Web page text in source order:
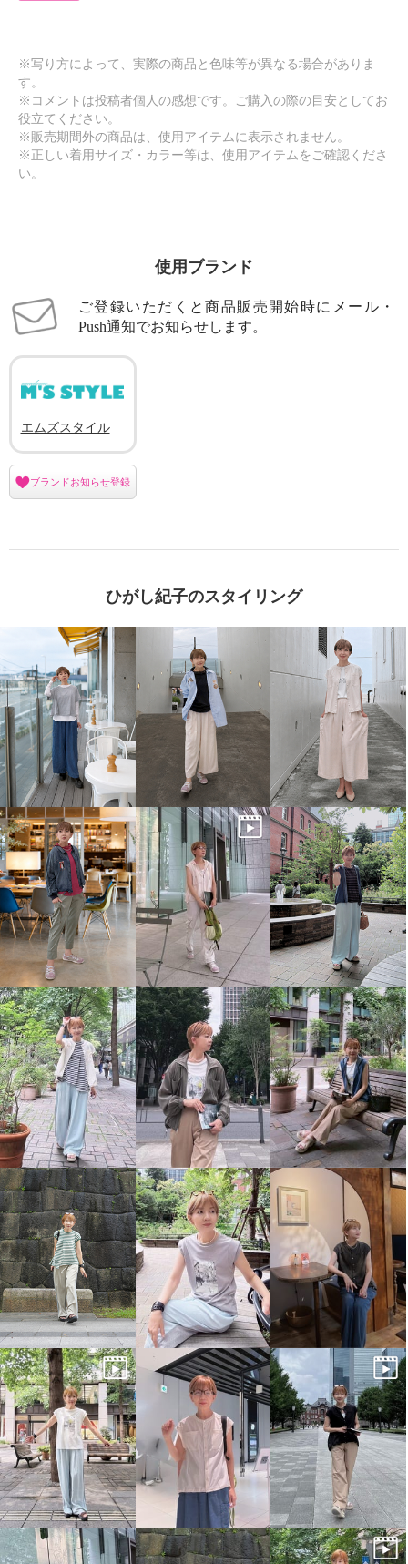
※写り方によって、実際の商品と色味等が異なる場合がありま
す。
※コメントは投稿者個人の感想です。ご購入の際の目安としてお
役立てください。
※販売期間外の商品は、使用アイテムに表示されません。
※正しい着用サイズ・カラー等は、使用アイテムをご確認くださ
い。
使用ブランド
ご登録いただくと商品販売開始時にメール・
Push通知でお知らせします。
エムズスタイル
ブランドお知らせ登録
ひがし紀子のスタイリング